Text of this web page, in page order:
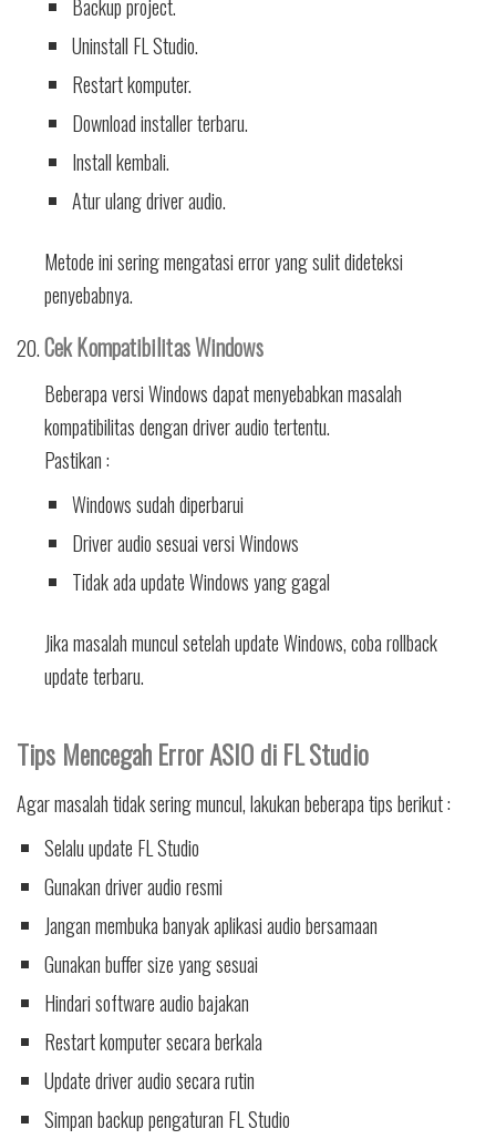
Backup project.
Uninstall FL Studio.
Restart komputer.
Download installer terbaru.
Install kembali.
Atur ulang driver audio.
Metode ini sering mengatasi error yang sulit dideteksi
penyebabnya.
Cek Kompatibilitas Windows
Beberapa versi Windows dapat menyebabkan masalah
kompatibilitas dengan driver audio tertentu.
Pastikan :
Windows sudah diperbarui
Driver audio sesuai versi Windows
Tidak ada update Windows yang gagal
Jika masalah muncul setelah update Windows, coba rollback
update terbaru.
Tips Mencegah Error ASIO di FL Studio
Agar masalah tidak sering muncul, lakukan beberapa tips berikut :
Selalu update FL Studio
Gunakan driver audio resmi
Jangan membuka banyak aplikasi audio bersamaan
Gunakan buffer size yang sesuai
Hindari software audio bajakan
Restart komputer secara berkala
Update driver audio secara rutin
Simpan backup pengaturan FL Studio